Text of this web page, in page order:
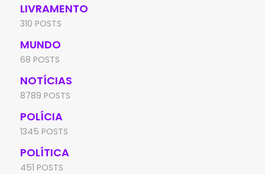
LIVRAMENTO
310 POSTS
MUNDO
68 POSTS
NOTÍCIAS
8789 POSTS
POLÍCIA
1345 POSTS
POLÍTICA
451 POSTS